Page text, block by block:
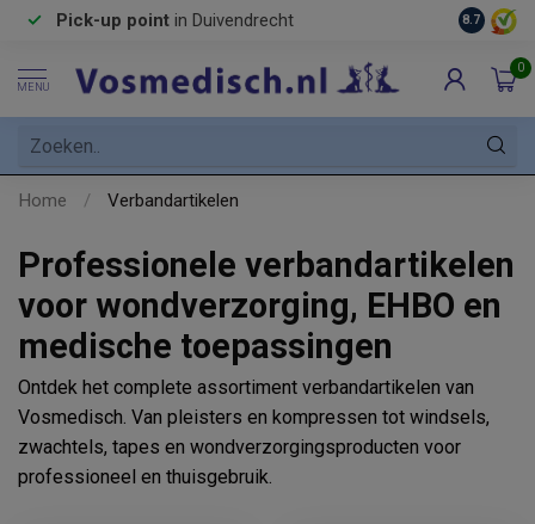
Pick-up point in Duivendrecht 8.7
MENU
0
Home / Verbandartikelen
Professionele verbandartikelen
voor wondverzorging, EHBO en
medische toepassingen
Ontdek het complete assortiment verbandartikelen van
Vosmedisch. Van pleisters en kompressen tot windsels,
zwachtels, tapes en wondverzorgingsproducten voor
professioneel en thuisgebruik.